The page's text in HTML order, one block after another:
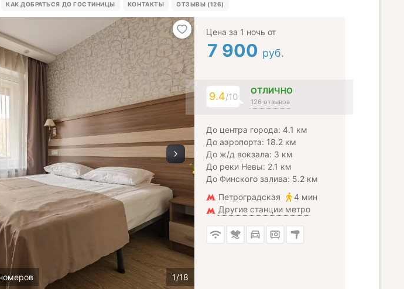
КАК ДОБРАТЬСЯ ДО ГОСТИНИЦЫ КОНТАКТЫ ОТЗЫВЫ (126)
Цена за 1 ночь от
7 900 руб.
9.4/10
ОТЛИЧНО
126 отзывов
До центра города: 4.1 км
До аэропорта: 18.2 км
До ж/д вокзала: 3 км
До реки Невы: 2.1 км
До Финского залива: 5.2 км
Петроградская
4 мин
Другие станции метро